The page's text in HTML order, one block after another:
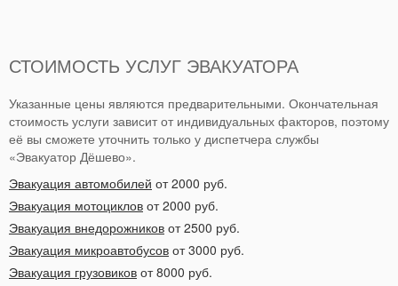
СТОИМОСТЬ УСЛУГ ЭВАКУАТОРА
Указанные цены являются предварительными. Окончательная
стоимость услуги зависит от индивидуальных факторов, поэтому
её вы сможете уточнить только у диспетчера службы
«Эвакуатор Дёшево».
Эвакуация автомобилей от 2000 руб.
Эвакуация мотоциклов от 2000 руб.
Эвакуация внедорожников от 2500 руб.
Эвакуация микроавтобусов от 3000 руб.
Эвакуация грузовиков от 8000 руб.